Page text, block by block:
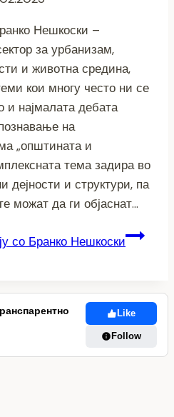
Нешкоски –
за урбанизам,
и животна средина,
кои многу често ни се
и најмалата дебата
на
„општината и
тема задира во
дејности и структури, па
можат да ги објаснат…
со Бранко Нешкоски
Like
Follow